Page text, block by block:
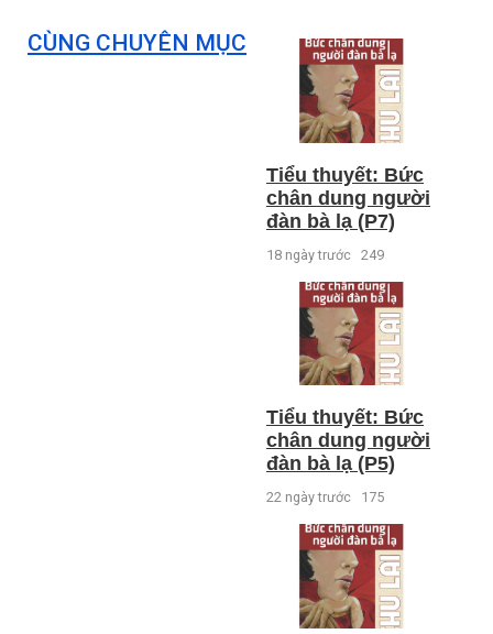
CÙNG CHUYÊN MỤC
Tiểu thuyết: Bức
chân dung người
đàn bà lạ (P7)
18 ngày trước 249
Tiểu thuyết: Bức
chân dung người
đàn bà lạ (P5)
22 ngày trước 175